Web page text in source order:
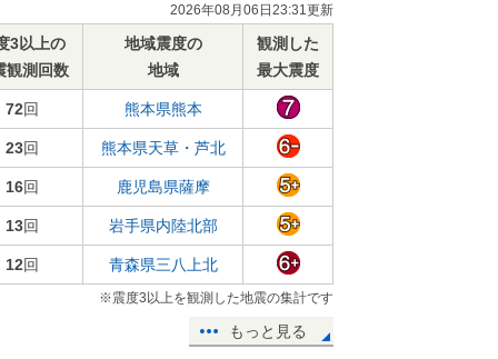
2026年08月06日23:31更新
3以上の
観測回数
地域震度の
地域
観測した
最大震度
72回 熊本県熊本
23回 熊本県天草・芦北
16回 鹿児島県薩摩
13回 岩手県内陸北部
12回 青森県三八上北
※震度3以上を観測した地震の集計です
もっと見る